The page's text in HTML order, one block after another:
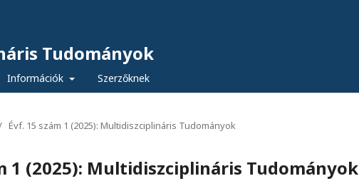
Tudományok
Információk Szerzőknek
Évf. 15 szám 1 (2025): Multidiszciplináris Tudományok
1 (2025): Multidiszciplináris Tudományok